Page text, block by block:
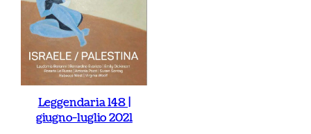
Leggendaria 148 |
giugno-luglio 2021